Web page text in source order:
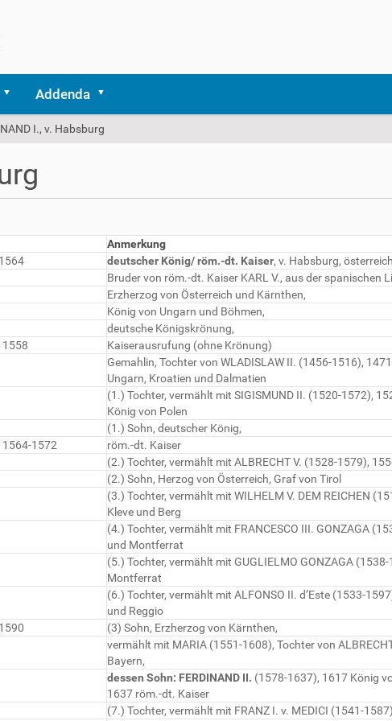
Addenda
I., v. Habsburg
Anmerkung
deutscher König/ röm.-dt. Kaiser, v. Habsburg,
Bruder von röm.-dt. Kaiser KARL V., aus der spanischen
Erzherzog von Österreich und Kärnthen,
König von Ungarn und Böhmen,
deutsche Königskrönung,
Kaiserausrufung (ohne Krönung)
Gemahlin, Tochter von WLADISLAW II. (1456-1516),
Ungarn, Kroatien und Dalmatien
(1.) Tochter, vermählt mit SIGISMUND II. (1520-1572),
König von Polen
(1.) Sohn, deutscher König,
1572
röm.-dt. Kaiser
(2.) Tochter, vermählt mit ALBRECHT V. (1528-1579),
(2.) Sohn, Herzog von Österreich, Graf von Tirol
(3.) Tochter, vermählt mit WILHELM V. DEM REICHEN
Kleve und Berg
(4.) Tochter, vermählt mit FRANCESCO III. GONZAGA
und Montferrat
(5.) Tochter, vermählt mit GUGLIELMO GONZAGA
Montferrat
(6.) Tochter, vermählt mit ALFONSO II. d’Este (1533-
und Reggio
(3) Sohn, Erzherzog von Kärnthen,
vermählt mit MARIA (1551-1608), Tochter von
Bayern,
dessen Sohn: FERDINAND II. (1578-1637), 1617 König
1637 röm.-dt. Kaiser
(7.) Tochter, vermählt mit FRANZ I. v. MEDICI (1541-